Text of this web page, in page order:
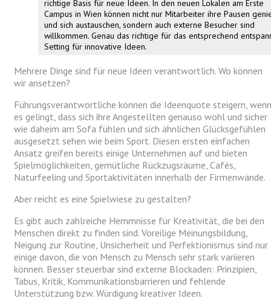
richtige Basis für neue Ideen. In den neuen Lokalen am Erste
Campus in Wien können nicht nur Mitarbeiter ihre Pausen
und sich austauschen, sondern auch externe Besucher sind
willkommen. Genau das richtige für das entsprechend
Setting für innovative Ideen.
Mehrere Dinge sind für neue Ideen verantwortlich. Wo können
wir ansetzen?
Führungsverantwortliche können die Ideenquote steigern, wenn
es gelingt, dass sich ihre Angestellten genauso wohl und sicher
wie daheim am Sofa fühlen und sich ähnlichen Glücksgefühlen
ausgesetzt sehen wie beim Sport. Diesen ersten einfachen
Ansatz greifen bereits einige Unternehmen auf und bieten
Spielmöglichkeiten, gemütliche Rückzugsräume, Cafés,
Naturfeeling und Sportaktivitäten innerhalb der Firmenwände.
Aber reicht es eine Spielwiese zu gestalten?
Es gibt auch zahlreiche Hemmnisse für Kreativität, die bei den
Menschen direkt zu finden sind. Voreilige Meinungsbildung,
Neigung zur Routine, Unsicherheit und Perfektionismus sind nur
einige davon, die von Mensch zu Mensch sehr stark variieren
können. Besser steuerbar sind externe Blockaden: Prinzipien,
Tabus, Kritik, Kommunikationsbarrieren und fehlende
Unterstützung bzw. Würdigung kreativer Ideen.